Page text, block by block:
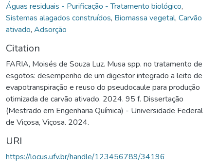
Águas residuais - Purificação - Tratamento biológico,
Sistemas alagados construídos, Biomassa vegetal, Carvão
ativado, Adsorção
Citation
FARIA, Moisés de Souza Luz. Musa spp. no tratamento de
esgotos: desempenho de um digestor integrado a leito de
evapotranspiração e reuso do pseudocaule para produção
otimizada de carvão ativado. 2024. 95 f. Dissertação
(Mestrado em Engenharia Química) - Universidade Federal
de Viçosa, Viçosa. 2024.
URI
https://locus.ufv.br/handle/123456789/34196